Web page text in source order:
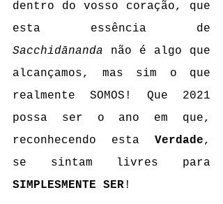
dentro do vosso coração, que
Sacchidānanda não é algo que
alcançamos, mas sim o que
realmente SOMOS! Que 2021
possa ser o ano em que,
reconhecendo esta Verdade,
SIMPLESMENTE SER !